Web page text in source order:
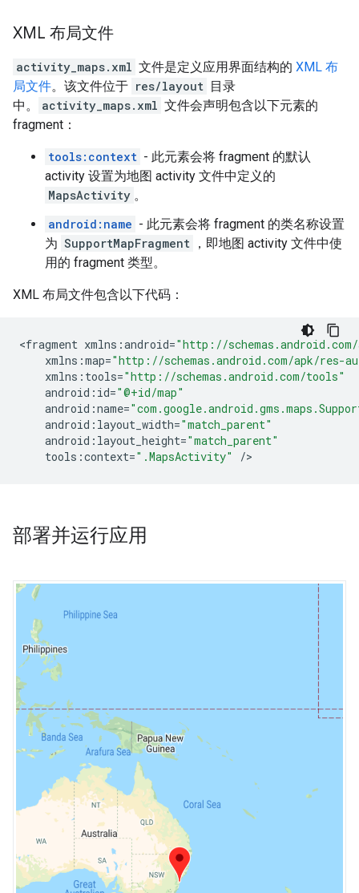
XML 布局文件
activity_maps.xml 文件是定义应用界面结构的 XML 布
局文件。该文件位于 res/layout 目录
中。
activity_maps.xml 文件会声明包含以下元素的
fragment：
tools:context - 此元素会将 fragment 的默认
activity 设置为地图 activity 文件中定义的
MapsActivity 。
android:name - 此元素会将 fragment 的类名称设置
为 SupportMapFragment ，即地图 activity 文件中使
用的 fragment 类型。
XML 布局文件包含以下代码：
<fragment xmlns :android="http://
xmlns :map="http://schemas.android.com/apk/res-
xmlns : tools="http://schemas.android.com/tools"
android : id="@+id/map"
android :name=
android : layout_width="match_parent"
android : layout_height="match_parent"
tools :context=".MapsActivity" /
部署并运行应用